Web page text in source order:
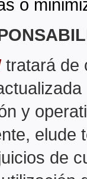
o
tratará de
y
elude
de